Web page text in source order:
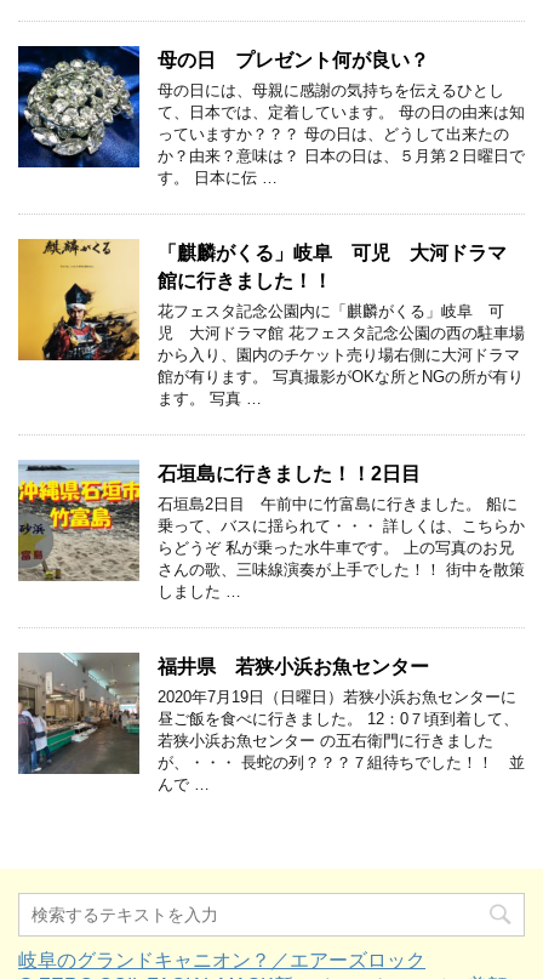
母の日 プレゼント何が良い？
母の日には、母親に感謝の気持ちを伝えるひとし
て、日本では、定着しています。 母の日の由来は知
っていますか？？？ 母の日は、どうして出来たの
か？由来？意味は？ 日本の日は、５月第２日曜日で
す。 日本に伝 …
「麒麟がくる」岐阜 可児 大河ドラマ
館に行きました！！
花フェスタ記念公園内に「麒麟がくる」岐阜 可
児 大河ドラマ館 花フェスタ記念公園の西の駐車場
から入り、園内のチケット売り場右側に大河ドラマ
館が有ります。 写真撮影がOKな所とNGの所が有り
ます。 写真 …
石垣島に行きました！！2日目
石垣島2日目 午前中に竹富島に行きました。 船に
乗って、バスに揺られて・・・ 詳しくは、こちらか
らどうぞ 私が乗った水牛車です。 上の写真のお兄
さんの歌、三味線演奏が上手でした！！ 街中を散策
しました …
福井県 若狭小浜お魚センター
2020年7月19日（日曜日）若狭小浜お魚センターに
昼ご飯を食べに行きました。 12：0７頃到着して、
若狭小浜お魚センター の五右衛門に行きました
が、・・・ 長蛇の列？？？７組待ちでした！！ 並
んで …
岐阜のグランドキャニオン？／エアーズロック